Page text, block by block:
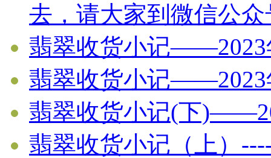
去，请大家到微信公
翡翠收货小记——2023
翡翠收货小记——2023
翡翠收货小记(下
翡翠收货小记（上）